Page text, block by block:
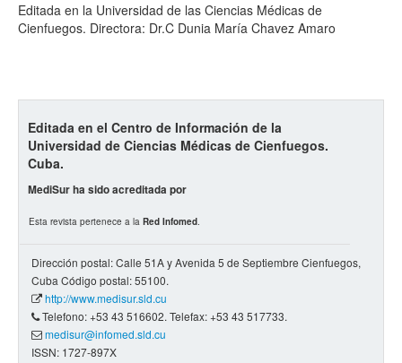
Editada en la Universidad de las Ciencias Médicas de
Cienfuegos. Directora: Dr.C Dunia María Chavez Amaro
Editada en el Centro de Información de la
Universidad de Ciencias Médicas de Cienfuegos.
Cuba.
MediSur ha sido acreditada por
Esta revista pertenece a la Red Infomed.
Dirección postal: Calle 51A y Avenida 5 de Septiembre Cienfuegos,
Cuba Código postal: 55100.
http://www.medisur.sld.cu
Telefono: +53 43 516602. Telefax: +53 43 517733.
medisur@infomed.sld.cu
ISSN: 1727-897X